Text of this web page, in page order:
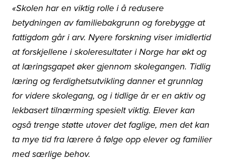
«Skolen har en viktig rolle i å redusere
betydningen av familiebakgrunn og forebygge at
fattigdom går i arv. Nyere forskning viser imidlertid
at forskjellene i skoleresultater i Norge har økt og
at læringsgapet øker gjennom skolegangen. Tidlig
læring og ferdighetsutvikling danner et grunnlag
for videre skolegang, og i tidlige år er en aktiv og
lekbasert tilnærming spesielt viktig. Elever kan
også trenge støtte utover det faglige, men det kan
ta mye tid fra lærere å følge opp elever og familier
med særlige behov.